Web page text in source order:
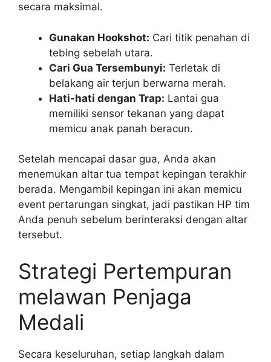
secara maksimal.
Gunakan Hookshot: Cari titik penahan di
tebing sebelah utara.
Cari Gua Tersembunyi: Terletak di
belakang air terjun berwarna merah.
Hati-hati dengan Trap: Lantai gua
memiliki sensor tekanan yang dapat
memicu anak panah beracun.
Setelah mencapai dasar gua, Anda akan
menemukan altar tua tempat kepingan terakhir
berada. Mengambil kepingan ini akan memicu
event pertarungan singkat, jadi pastikan HP tim
Anda penuh sebelum berinteraksi dengan altar
tersebut.
Strategi Pertempuran
melawan Penjaga
Medali
Secara keseluruhan, setiap langkah dalam